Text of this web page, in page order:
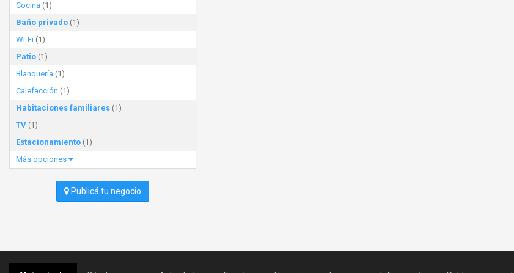
Cocina (1)
Baño privado (1)
Wi-Fi (1)
Patio (1)
Blanquería (1)
Calefacción (1)
Habitaciones familiares (1)
TV (1)
Estacionamiento (1)
Más opciones
Publicá tu negocio